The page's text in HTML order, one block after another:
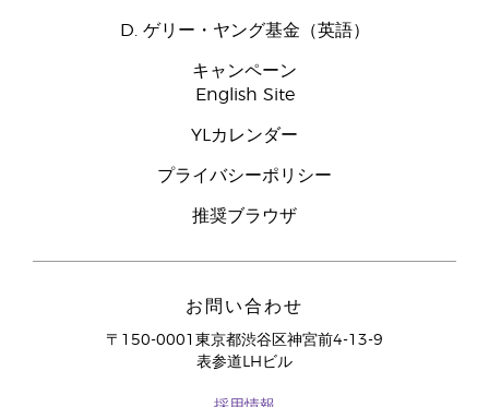
D. ゲリー・ヤング基金（英語）
キャンペーン
English Site
YLカレンダー
プライバシーポリシー
推奨ブラウザ
お問い合わせ
〒150-0001東京都渋谷区神宮前4-13-9
表参道LHビル